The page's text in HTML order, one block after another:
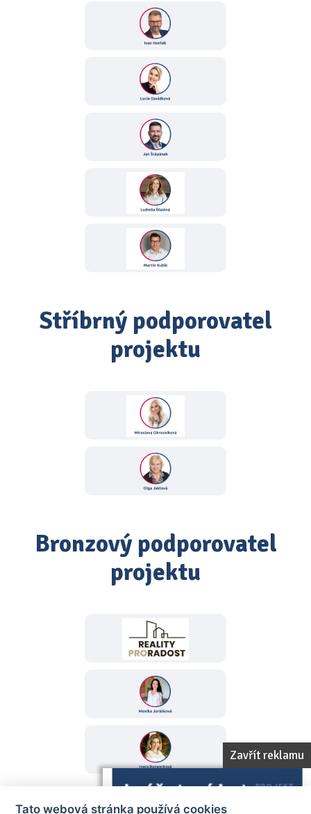
Zavřít reklamu
Stříbrný podporovatel
projektu
Bronzový podporovatel
projektu
Tato webová stránka používá cookies